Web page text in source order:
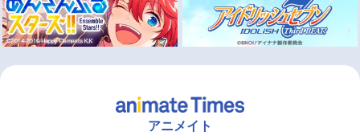
アニメイト